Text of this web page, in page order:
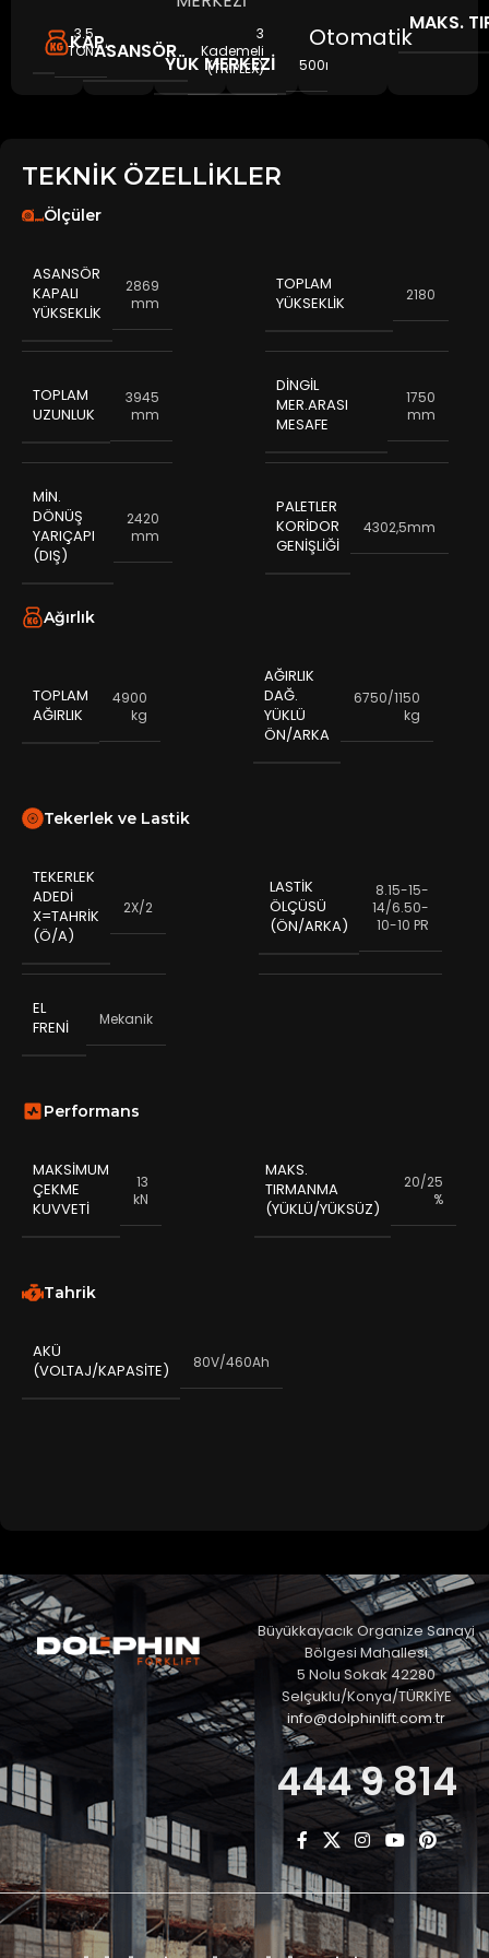
KAPASITE
3.5
TONASANSÖR
3
Kademeli
(TRİPLEX)
YÜK MERKEZI 500mm
OtomatikMAKS.
TEKNİK ÖZELLİKLER
Ölçüler
ASANSÖR
KAPALI
YÜKSEKLIK
2869
mm
TOPLAM
YÜKSEKLIK
2180
TOPLAM
UZUNLUK
3945
mm
DINGIL
MER.ARASI
MESAFE
1750
mm
MIN.
DÖNÜŞ
YARIÇAPI
(DIŞ)
2420
mm
PALETLER
KORIDOR
GENIŞLIĞI
4302,5mm
Ağırlık
TOPLAM
AĞIRLIK
4900
kg
AĞIRLIK
DAĞ.
YÜKLÜ
ÖN/ARKA
6750/1150
kg
Tekerlek ve Lastik
TEKERLEK
ADEDI
X=TAHRIK
(Ö/A)
2X/2
LASTIK
ÖLÇÜSÜ
(ÖN/ARKA)
8.15-15-
14/6.50-
10-10 PR
EL
FRENI
Mekanik
Performans
MAKSIMUM
ÇEKME
KUVVETI
13
kN
MAKS.
TIRMANMA
(YÜKLÜ/YÜKSÜZ)
20/25
%
Tahrik
AKÜ
(VOLTAJ/KAPASITE)
80V/460Ah
Büyükkayacık Organize Sanayi
Bölgesi Mahallesi
5 Nolu Sokak 42280
Selçuklu/Konya/TÜRKİYE
info@dolphinlift.com.tr
444 9 814